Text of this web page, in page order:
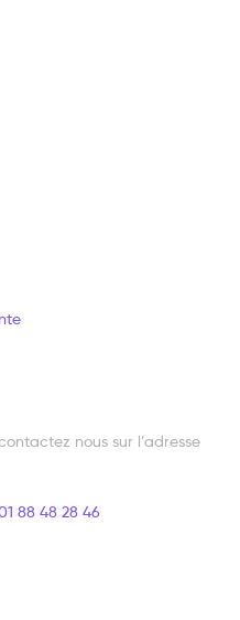
nous sur l’adresse
88 48 28 46